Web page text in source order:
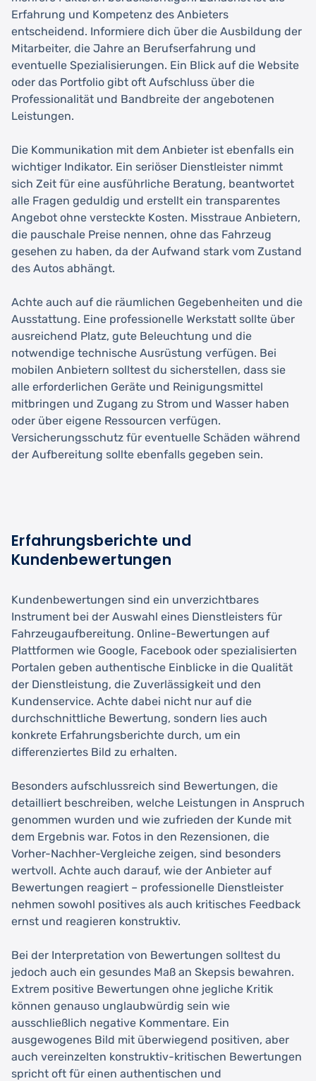
Erfahrung und Kompetenz des Anbieters
entscheidend. Informiere dich über die Ausbildung der
Mitarbeiter, die Jahre an Berufserfahrung und
eventuelle Spezialisierungen. Ein Blick auf die Website
oder das Portfolio gibt oft Aufschluss über die
Professionalität und Bandbreite der angebotenen
Leistungen.
Die Kommunikation mit dem Anbieter ist ebenfalls ein
wichtiger Indikator. Ein seriöser Dienstleister nimmt
sich Zeit für eine ausführliche Beratung, beantwortet
alle Fragen geduldig und erstellt ein transparentes
Angebot ohne versteckte Kosten. Misstraue Anbietern,
die pauschale Preise nennen, ohne das Fahrzeug
gesehen zu haben, da der Aufwand stark vom Zustand
des Autos abhängt.
Achte auch auf die räumlichen Gegebenheiten und die
Ausstattung. Eine professionelle Werkstatt sollte über
ausreichend Platz, gute Beleuchtung und die
notwendige technische Ausrüstung verfügen. Bei
mobilen Anbietern solltest du sicherstellen, dass sie
alle erforderlichen Geräte und Reinigungsmittel
mitbringen und Zugang zu Strom und Wasser haben
oder über eigene Ressourcen verfügen.
Versicherungsschutz für eventuelle Schäden während
der Aufbereitung sollte ebenfalls gegeben sein.
Erfahrungsberichte und
Kundenbewertungen
Kundenbewertungen sind ein unverzichtbares
Instrument bei der Auswahl eines Dienstleisters für
Fahrzeugaufbereitung. Online-Bewertungen auf
Plattformen wie Google, Facebook oder spezialisierten
Portalen geben authentische Einblicke in die Qualität
der Dienstleistung, die Zuverlässigkeit und den
Kundenservice. Achte dabei nicht nur auf die
durchschnittliche Bewertung, sondern lies auch
konkrete Erfahrungsberichte durch, um ein
differenziertes Bild zu erhalten.
Besonders aufschlussreich sind Bewertungen, die
detailliert beschreiben, welche Leistungen in Anspruch
genommen wurden und wie zufrieden der Kunde mit
dem Ergebnis war. Fotos in den Rezensionen, die
Vorher-Nachher-Vergleiche zeigen, sind besonders
wertvoll. Achte auch darauf, wie der Anbieter auf
Bewertungen reagiert – professionelle Dienstleister
nehmen sowohl positives als auch kritisches Feedback
ernst und reagieren konstruktiv.
Bei der Interpretation von Bewertungen solltest du
jedoch auch ein gesundes Maß an Skepsis bewahren.
Extrem positive Bewertungen ohne jegliche Kritik
können genauso unglaubwürdig sein wie
ausschließlich negative Kommentare. Ein
ausgewogenes Bild mit überwiegend positiven, aber
auch vereinzelten konstruktiv-kritischen Bewertungen
spricht oft für einen authentischen und